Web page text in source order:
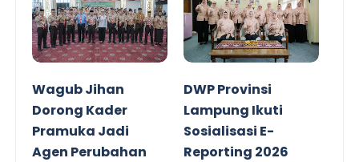
Wagub Jihan
Dorong Kader
Pramuka Jadi
Agen Perubahan
DWP Provinsi
Lampung Ikuti
Sosialisasi E-
Reporting 2026